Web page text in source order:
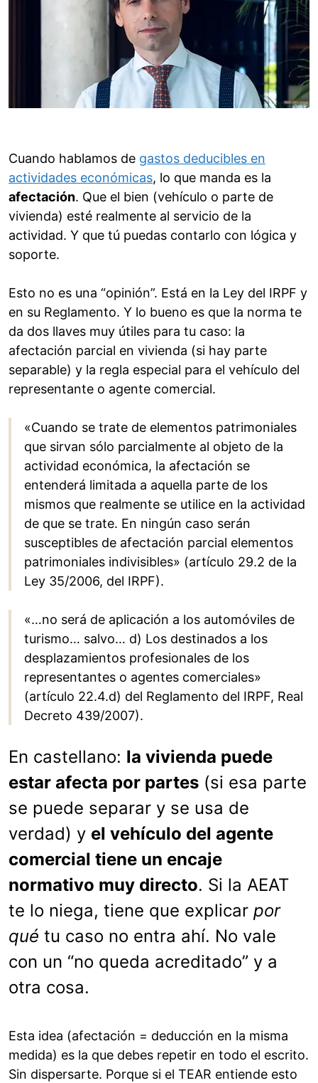
Cuando hablamos de gastos deducibles en
actividades económicas, lo que manda es la
afectación. Que el bien (vehículo o parte de
vivienda) esté realmente al servicio de la
actividad. Y que tú puedas contarlo con lógica y
soporte.
Esto no es una “opinión”. Está en la Ley del IRPF y
en su Reglamento. Y lo bueno es que la norma te
da dos llaves muy útiles para tu caso: la
afectación parcial en vivienda (si hay parte
separable) y la regla especial para el vehículo del
representante o agente comercial.
«Cuando se trate de elementos patrimoniales
que sirvan sólo parcialmente al objeto de la
actividad económica, la afectación se
entenderá limitada a aquella parte de los
mismos que realmente se utilice en la actividad
de que se trate. En ningún caso serán
susceptibles de afectación parcial elementos
patrimoniales indivisibles» (artículo 29.2 de la
Ley 35/2006, del IRPF).
«…no será de aplicación a los automóviles de
turismo… salvo… d) Los destinados a los
desplazamientos profesionales de los
representantes o agentes comerciales»
(artículo 22.4.d) del Reglamento del IRPF, Real
Decreto 439/2007).
En castellano: la vivienda puede
estar afecta por partes (si esa parte
se puede separar y se usa de
verdad) y el vehículo del agente
comercial tiene un encaje
normativo muy directo. Si la AEAT
te lo niega, tiene que explicar por
qué tu caso no entra ahí. No vale
con un “no queda acreditado” y a
otra cosa.
Esta idea (afectación = deducción en la misma
medida) es la que debes repetir en todo el escrito.
Sin dispersarte. Porque si el TEAR entiende esto